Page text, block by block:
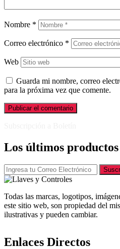
Nombre *
Correo electrónico *
Web
Guarda mi nombre, correo
para la próxima vez que comente.
Los últimos
Todas las marcas, logotipos,
este sitio web, son propiedad del
ilustrativas y pueden cambiar.
Enlaces Directos